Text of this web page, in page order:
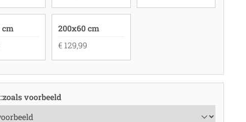
cm
200x60 cm
€ 129,99
:zoals voorbeeld